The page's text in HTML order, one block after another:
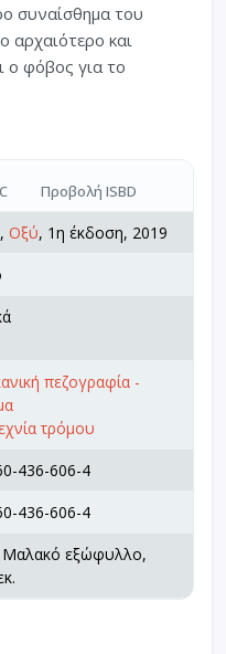
συναίσθημα του
αρχαιότερο και
ο φόβος για το
Προβολή ISBD
Οξύ, 1η έκδοση, 2019
πεζογραφία -
τρόμου
436-606-4
436-606-4
Μαλακό εξώφυλλο,